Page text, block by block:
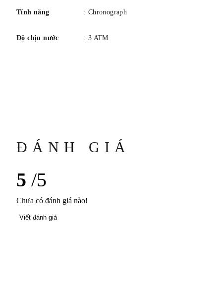
Tính năng : Chronograph
Độ chịu nước : 3 ATM
ĐÁNH GIÁ
5 /5
Chưa có đánh giá nào!
Viết đánh giá